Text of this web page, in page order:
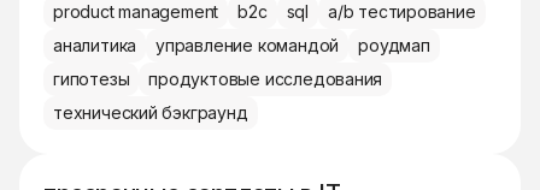
product management b2c sql
a/b тестирование
аналитика
управление командой
роудмап
гипотезы
продуктовые исследования
технический бэкграунд